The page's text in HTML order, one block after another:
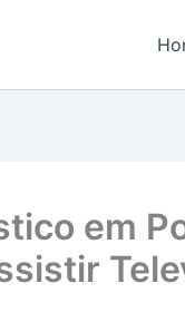
em